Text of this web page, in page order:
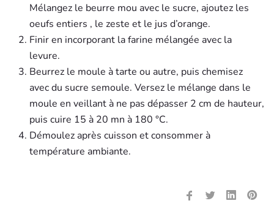
Mélangez le beurre mou avec le sucre, ajoutez les
oeufs entiers , le zeste et le jus d’orange.
Finir en incorporant la farine mélangée avec la
levure.
Beurrez le moule à tarte ou autre, puis chemisez
avec du sucre semoule. Versez le mélange dans le
moule en veillant à ne pas dépasser 2 cm de hauteur,
puis cuire 15 à 20 mn à 180 °C.
Démoulez après cuisson et consommer à
température ambiante.